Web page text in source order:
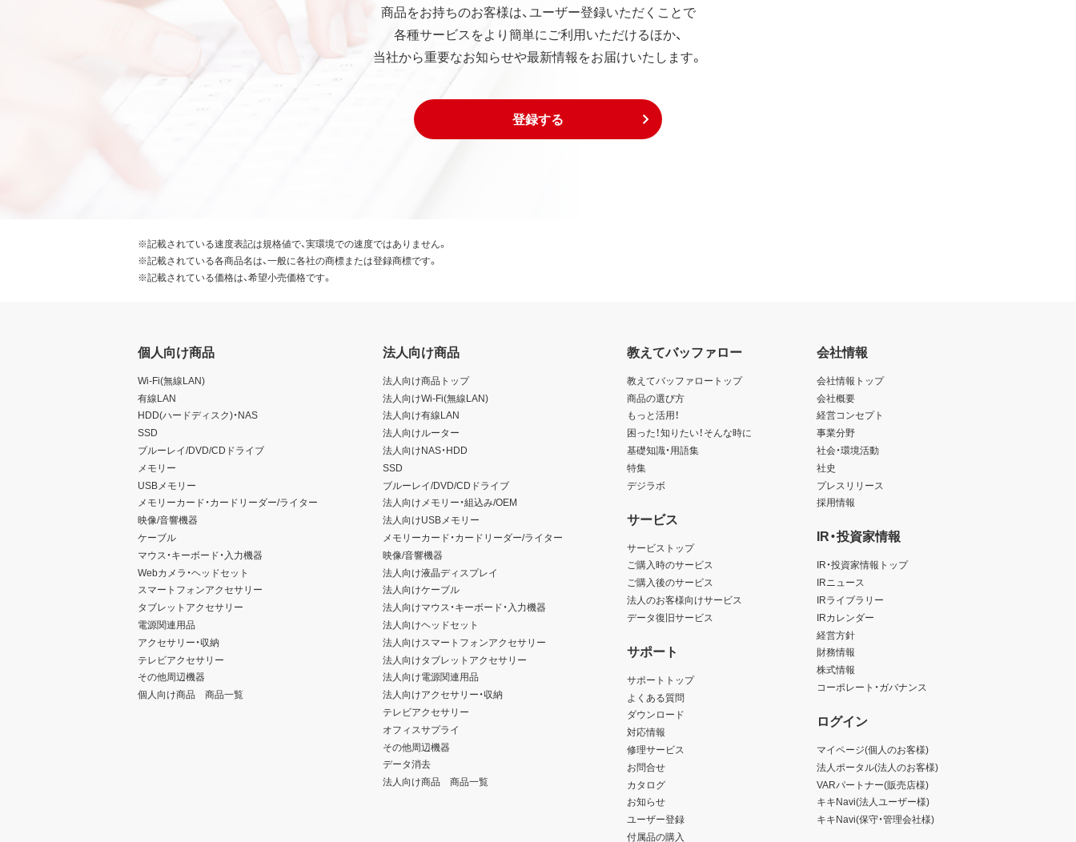
商品をお持ちのお客様は、ユーザー登録いただくことで
各種サービスをより簡単にご利用いただけるほか、
当社から重要なお知らせや最新情報をお届けいたします。
登録する
※記載されている速度表記は規格値で、実環境での速度ではありません。
※記載されている各商品名は、一般に各社の商標または登録商標です。
※記載されている価格は、希望小売価格です。
個人向け商品
Wi-Fi(無線LAN)
有線LAN
HDD(ハードディスク)・NAS
SSD
ブルーレイ/DVD/CDドライブ
メモリー
USBメモリー
メモリーカード・カードリーダー/ライター
映像/音響機器
ケーブル
マウス・キーボード・入力機器
Webカメラ・ヘッドセット
スマートフォンアクセサリー
タブレットアクセサリー
電源関連用品
アクセサリー・収納
テレビアクセサリー
その他周辺機器
個人向け商品 商品一覧
法人向け商品
法人向け商品トップ
法人向けWi-Fi(無線LAN)
法人向け有線LAN
法人向けルーター
法人向けNAS・HDD
SSD
ブルーレイ/DVD/CDドライブ
法人向けメモリー・組込み/OEM
法人向けUSBメモリー
メモリーカード・カードリーダー/ライター
映像/音響機器
法人向け液晶ディスプレイ
法人向けケーブル
法人向けマウス・キーボード・入力機器
法人向けヘッドセット
法人向けスマートフォンアクセサリー
法人向けタブレットアクセサリー
法人向け電源関連用品
法人向けアクセサリー・収納
テレビアクセサリー
オフィスサプライ
その他周辺機器
データ消去
法人向け商品 商品一覧
教えてバッファロー
教えてバッファロートップ
商品の選び方
もっと活用！
困った！知りたい！そんな時に
基礎知識・用語集
特集
デジラボ
サービス
サービストップ
ご購入時のサービス
ご購入後のサービス
法人のお客様向けサービス
データ復旧サービス
サポート
サポートトップ
よくある質問
ダウンロード
対応情報
修理サービス
お問合せ
カタログ
お知らせ
ユーザー登録
付属品の購入
会社情報
会社情報トップ
会社概要
経営コンセプト
事業分野
社会・環境活動
社史
プレスリリース
採用情報
IR・投資家情報
IR・投資家情報トップ
IRニュース
IRライブラリー
IRカレンダー
経営方針
財務情報
株式情報
コーポレート・ガバナンス
ログイン
マイページ(個人のお客様)
法人ポータル(法人のお客様)
VARパートナー(販売店様)
キキNavi(法人ユーザー様)
キキNavi(保守・管理会社様)